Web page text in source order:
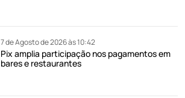
7 de Agosto de 2026 às 10:42
Pix amplia participação nos pagamentos em
bares e restaurantes